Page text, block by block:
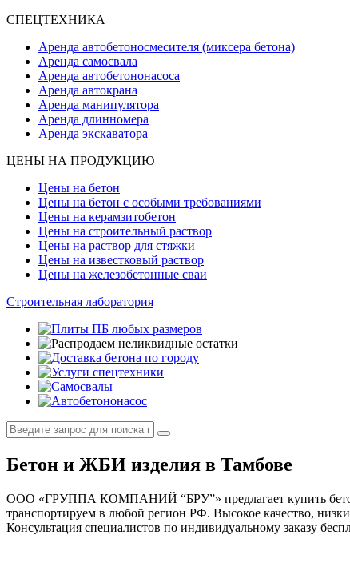
СПЕЦТЕХНИКА
Аренда автобетоносмесителя (миксера бетона)
Аренда самосвала
Аренда автобетононасоса
Аренда автокрана
Аренда манипулятора
Аренда длинномера
Аренда экскаватора
ЦЕНЫ НА ПРОДУКЦИЮ
Цены на бетон
Цены на бетон с особыми требованиями
Цены на керамзитобетон
Цены на строительный раствор
Цены на раствор для стяжки
Цены на известковый раствор
Цены на железобетонные сваи
Строительная лаборатория
Бетон и ЖБИ изделия в Тамбове
ООО «ГРУППА КОМПАНИЙ “БРУ”» предлагает купить бетон,
транспортируем в любой регион РФ. Высокое качество,
Консультация специалистов по индивидуальному заказу